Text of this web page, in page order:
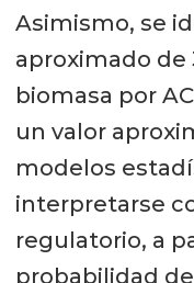
Asimismo, se
aproximado de
biomasa por
un valor
modelos
interpretarse
regulatorio, a
probabilidad